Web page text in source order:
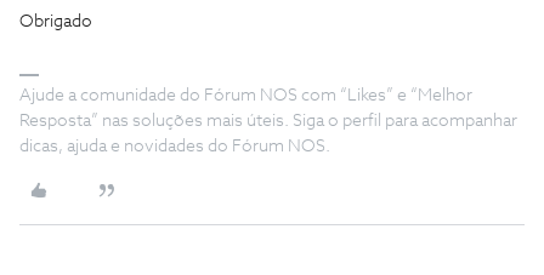
Obrigado
Ajude a comunidade do Fórum NOS com “Likes” e “Melhor
Resposta” nas soluções mais úteis. Siga o perfil para acompanhar
dicas, ajuda e novidades do Fórum NOS.